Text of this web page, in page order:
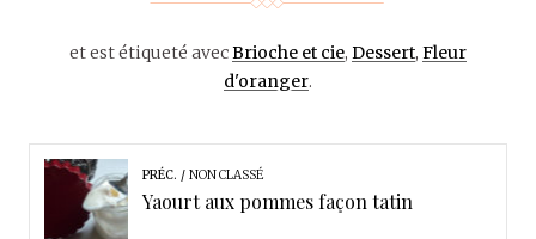
et est étiqueté avecBrioche et cie, Dessert, Fleur
d'oranger.
PRÉC. NON CLASSÉ
Yaourt aux pommes façon tatin